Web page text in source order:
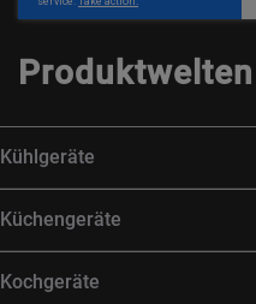
Produktwelten
Kühlgeräte
Küchengeräte
Kochgeräte